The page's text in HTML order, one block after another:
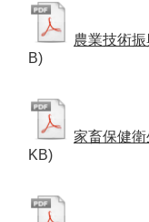
農業技術
B)
家畜保健衛
KB)